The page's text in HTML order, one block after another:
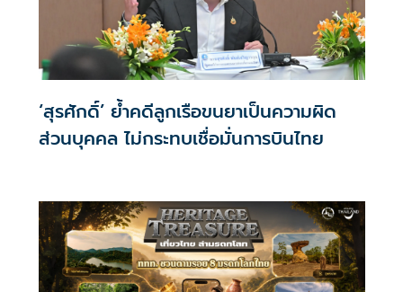
‘สุรศักดิ์’ ย้ำคดีลูกเรือขนยาเป็นความผิด
ส่วนบุคคล ไม่กระทบเชื่อมั่นการบินไทย